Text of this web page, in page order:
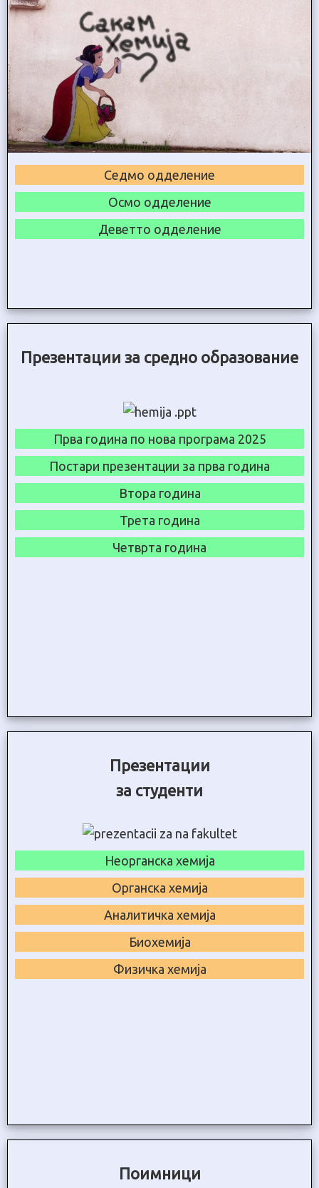
Седмо одделение
Осмо одделение
Деветто одделение
Презентации за средно образование
Прва година по нова програма 2025
Постари презентации за прва година
Втора година
Трета година
Четврта година
Презентации
за студенти
Неорганска хемија
Органска хемија
Аналитичка хемија
Биохемија
Физичка хемија
Поимници